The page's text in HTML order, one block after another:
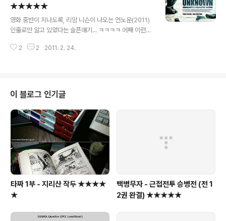
당 시티븐 시걸... 악당이지만, 꽤 호쾌한 편... 2) 로버트 드
니로는 상원의원으로 등장... 마지막 최후도 참 코믹하다...
ㅡ,.ㅡ;; 3) 특유의 벨소리와 함께 등장한 악당 부쓰의 노키
자(?)를 뽑아 아래층으로 점프해 내려가는 영웅..
★★★★★
영화 중반이 지나도록, 리암 니슨이 나오는 언노운(2011)
인줄로만 알고 있었다는 슬픈얘기... ㅋㅋㅋㅋ 어째 이런일
괜찮은 스릴러물을 보게 되었다. ㅡ,.ㅡ;; 처음 시작은 마치
이 시작된다. 과연 나는 납치범인가, 인질인가... 참고로 이
영화 국내에선 개봉조차 안된듯... ★★★★★
2 2 2011. 2. 24.
이 블로그 인기글
타짜 1부 - 지리산 작두 ★★★★
★
백병무자 - 근접전투 승병전 (전 1
2권 완결) ★★★★★